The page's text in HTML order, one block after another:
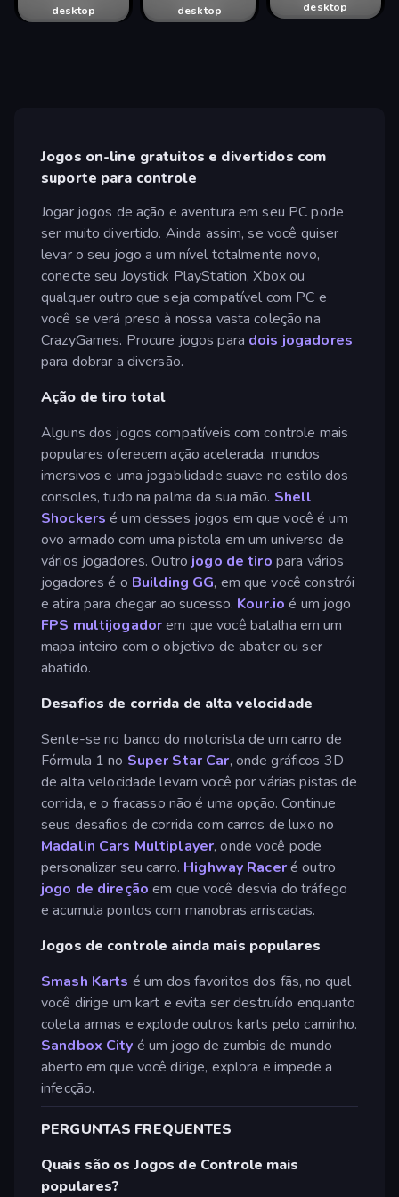
desktop
desktop
desktop
desktop
desktop
desktop
desktop
desktop
Jogos on-line gratuitos e divertidos com
suporte para controle
Jogar jogos de ação e aventura em seu PC pode
ser muito divertido. Ainda assim, se você quiser
levar o seu jogo a um nível totalmente novo,
conecte seu Joystick PlayStation, Xbox ou
qualquer outro que seja compatível com PC e
você se verá preso à nossa vasta coleção na
CrazyGames. Procure jogos para dois jogadores
para dobrar a diversão.
Ação de tiro total
Alguns dos jogos compatíveis com controle mais
populares oferecem ação acelerada, mundos
imersivos e uma jogabilidade suave no estilo dos
consoles, tudo na palma da sua mão. Shell
Shockers é um desses jogos em que você é um
ovo armado com uma pistola em um universo de
vários jogadores. Outro jogo de tiro para vários
jogadores é o Building GG, em que você constrói
e atira para chegar ao sucesso. Kour.io é um jogo
FPS multijogadorem que você batalha em um
mapa inteiro com o objetivo de abater ou ser
abatido.
Desafios de corrida de alta velocidade
Sente-se no banco do motorista de um carro de
Fórmula 1 no Super Star Car, onde gráficos 3D
de alta velocidade levam você por várias pistas de
corrida, e o fracasso não é uma opção. Continue
seus desafios de corrida com carros de luxo no
Madalin Cars Multiplayer, onde você pode
personalizar seu carro. Highway Raceré outro
jogo de direção em que você desvia do tráfego
e acumula pontos com manobras arriscadas.
Jogos de controle ainda mais populares
Smash Karts é um dos favoritos dos fãs, no qual
você dirige um kart e evita ser destruído enquanto
coleta armas e explode outros karts pelo caminho.
Sandbox City é um jogo de zumbis de mundo
aberto em que você dirige, explora e impede a
infecção.
PERGUNTAS FREQUENTES
Quais são os Jogos de Controle mais
populares?